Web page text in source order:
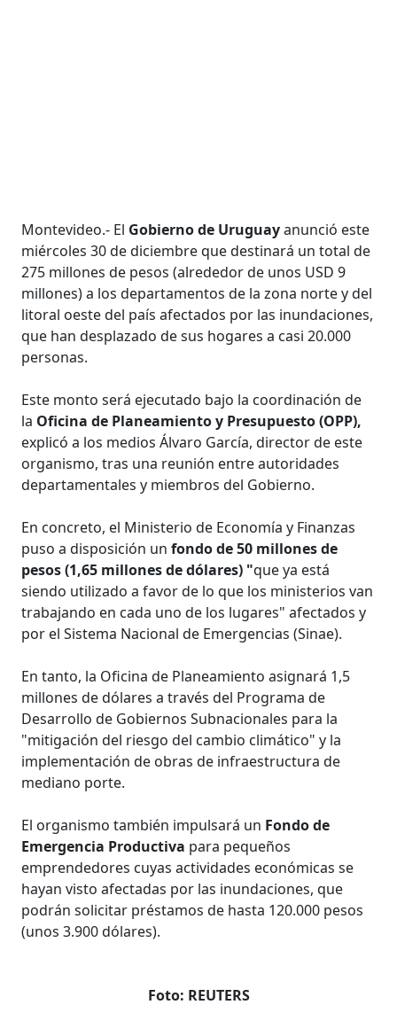
Montevideo.- El Gobierno de Uruguayanunció este
miércoles 30 de diciembre que destinará un total de
275 millones de pesos (alrededor de unos USD 9
millones) a los departamentos de la zona norte y del
litoral oeste del país afectados por las inundaciones,
que han desplazado de sus hogares a casi 20.000
personas.
Este monto será ejecutado bajo la coordinación de
la Oficina de Planeamiento y Presupuesto (OPP),
explicó a los medios Álvaro García, director de este
organismo, tras una reunión entre autoridades
departamentales y miembros del Gobierno.
En concreto, el Ministerio de Economía y Finanzas
puso a disposición unfondo de 50 millones de
pesos (1,65 millones de dólares) "que ya está
siendo utilizado a favor de lo que los ministerios van
trabajando en cada uno de los lugares" afectados y
por el Sistema Nacional de Emergencias (Sinae).
En tanto, la Oficina de Planeamiento asignará 1,5
millones de dólares a través del Programa de
Desarrollo de Gobiernos Subnacionales para la
"mitigación del riesgo del cambio climático" y la
implementación de obras de infraestructura de
mediano porte.
El organismo también impulsará un Fondo de
Emergencia Productiva para pequeños
emprendedores cuyas actividades económicas se
hayan visto afectadas por las inundaciones, que
podrán solicitar préstamos de hasta 120.000 pesos
(unos 3.900 dólares).
Foto: REUTERS